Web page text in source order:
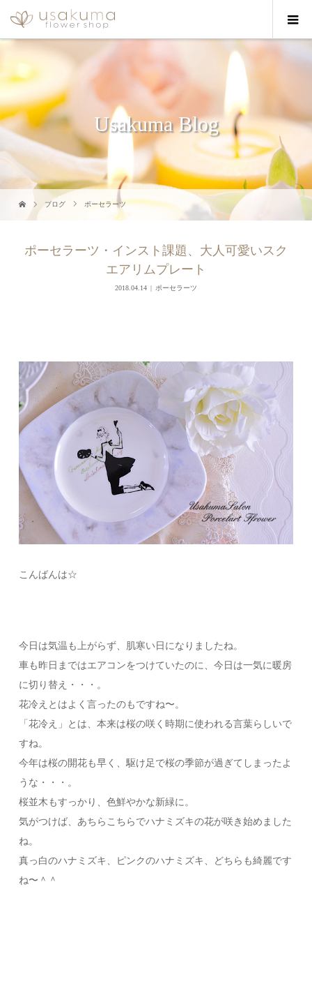
Usakuma Blog
ブログ ポーセラーツ
ポーセラーツ・インスト課題、大人可愛いスク
エアリムプレート
2018.04.14 ポーセラーツ
こんばんは☆
今日は気温も上がらず、肌寒い日になりましたね。
車も昨日まではエアコンをつけていたのに、今日は一気に暖房
に切り替え・・・。
花冷えとはよく言ったのもですね〜。
「花冷え」とは、本来は桜の咲く時期に使われる言葉らしいで
すね。
今年は桜の開花も早く、駆け足で桜の季節が過ぎてしまったよ
うな・・・。
桜並木もすっかり、色鮮やかな新緑に。
気がつけば、あちらこちらでハナミズキの花が咲き始めました
ね。
真っ白のハナミズキ、ピンクのハナミズキ、どちらも綺麗です
ね〜＾＾